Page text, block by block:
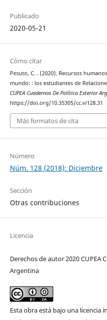
Publicado
2020-05-21
Cómo citar
Pesuto, C. . (2020). Recursos
mundo: : los estudiantes de
CUPEA Cuadernos De Política Exterior
https://doi.org/10.35305/cc.vi128.31
Más formatos de cita
Número
Núm. 128 (2018): Diciembre
Sección
Otras contribuciones
Licencia
Derechos de autor 2020 CUPEA
Argentina
Esta obra está bajo una licencia